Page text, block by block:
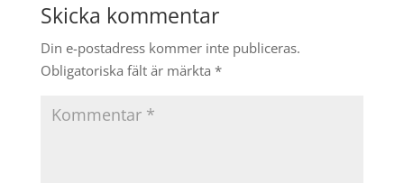
Skicka kommentar
Din e-postadress kommer inte publiceras.
Obligatoriska fält är märkta *